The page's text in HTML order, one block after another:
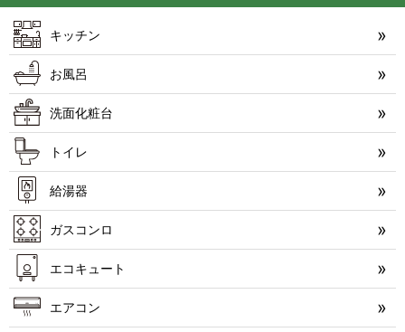
キッチン
お風呂
洗面化粧台
トイレ
給湯器
ガスコンロ
エコキュート
エアコン